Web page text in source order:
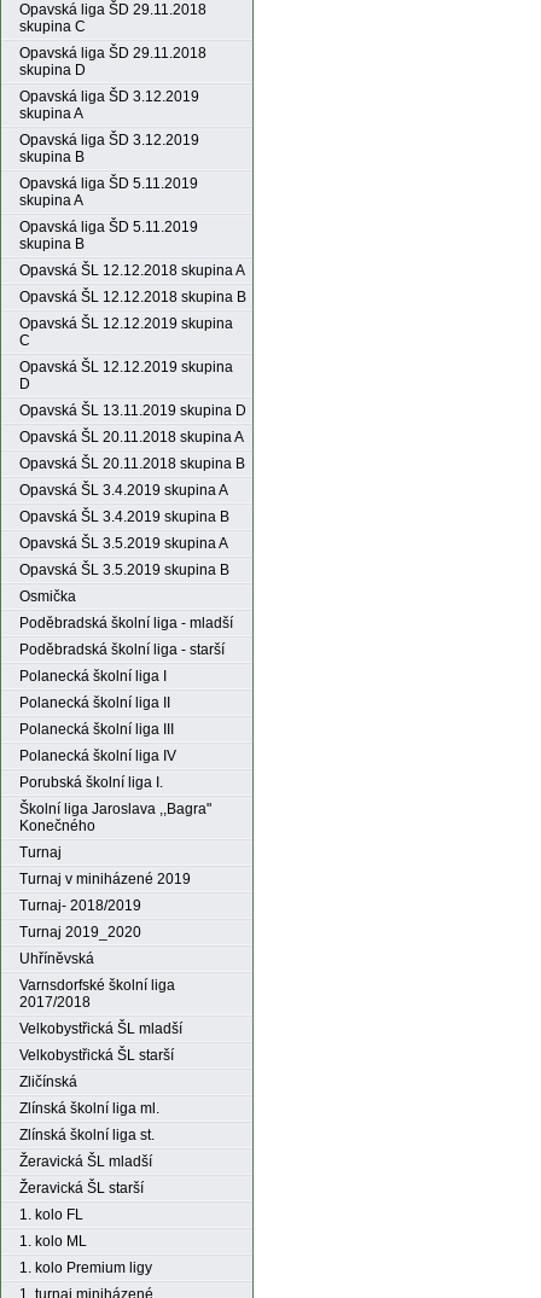
Opavská liga ŠD 29.11.2018
skupina C
Opavská liga ŠD 29.11.2018
skupina D
Opavská liga ŠD 3.12.2019
skupina A
Opavská liga ŠD 3.12.2019
skupina B
Opavská liga ŠD 5.11.2019
skupina A
Opavská liga ŠD 5.11.2019
skupina B
Opavská ŠL 12.12.2018 skupina A
Opavská ŠL 12.12.2018 skupina B
Opavská ŠL 12.12.2019 skupina
C
Opavská ŠL 12.12.2019 skupina
D
Opavská ŠL 13.11.2019 skupina D
Opavská ŠL 20.11.2018 skupina A
Opavská ŠL 20.11.2018 skupina B
Opavská ŠL 3.4.2019 skupina A
Opavská ŠL 3.4.2019 skupina B
Opavská ŠL 3.5.2019 skupina A
Opavská ŠL 3.5.2019 skupina B
Osmička
Poděbradská školní liga - mladší
Poděbradská školní liga - starší
Polanecká školní liga I
Polanecká školní liga II
Polanecká školní liga III
Polanecká školní liga IV
Porubská školní liga I.
Školní liga Jaroslava ,,Bagra"
Konečného
Turnaj
Turnaj v miniházené 2019
Turnaj- 2018/2019
Turnaj 2019_2020
Uhříněvská
Varnsdorfské školní liga
2017/2018
Velkobystřická ŠL mladší
Velkobystřická ŠL starší
Zličínská
Zlínská školní liga ml.
Zlínská školní liga st.
Žeravická ŠL mladší
Žeravická ŠL starší
1. kolo FL
1. kolo ML
1. kolo Premium ligy
1. turnaj miniházené